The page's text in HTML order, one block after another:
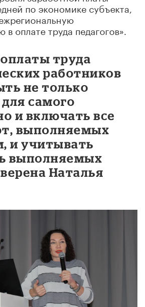
по экономике субъекта,
оплате труда педагогов».
труда
работников
не только
самого
и включать все
выполняемых
и учитывать
выполняемых
Наталья